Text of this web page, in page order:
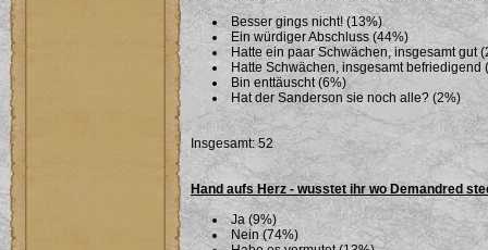
Besser gings nicht! (13%)
Ein würdiger Abschluss (44%)
Hatte ein paar Schwächen, insgesamt gut
Hatte Schwächen, insgesamt befriedigend
Bin enttäuscht (6%)
Hat der Sanderson sie noch alle? (2%)
Insgesamt: 52
Hand aufs Herz - wusstet ihr wo Demandred
Ja (9%)
Nein (74%)